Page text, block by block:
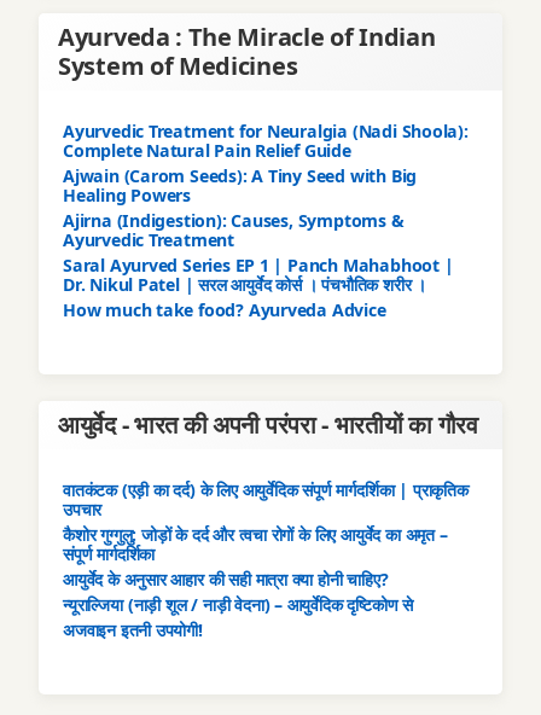
Ayurveda : The Miracle of Indian
System of Medicines
Ayurvedic Treatment for Neuralgia (Nadi Shoola):
Complete Natural Pain Relief Guide
Ajwain (Carom Seeds): A Tiny Seed with Big
Healing Powers
Ajirna (Indigestion): Causes, Symptoms &
Ayurvedic Treatment
Saral Ayurved Series EP 1 | Panch Mahabhoot |
Dr. Nikul Patel | सरल आयुर्वेद कोर्स । पंचभौतिक शरीर ।
How much take food? Ayurveda Advice
आयुर्वेद - भारत की अपनी परंपरा - भारतीयों का गौरव
वातकंटक (एड़ी का दर्द) के लिए आयुर्वेदिक संपूर्ण मार्गदर्शिका | प्राकृतिक
उपचार
कैशोर गुग्गुलु: जोड़ों के दर्द और त्वचा रोगों के लिए आयुर्वेद का अमृत –
संपूर्ण मार्गदर्शिका
आयुर्वेद के अनुसार आहार की सही मात्रा क्या होनी चाहिए?
न्यूराल्जिया (नाड़ी शूल / नाड़ी वेदना) – आयुर्वेदिक दृष्टिकोण से
अजवाइन इतनी उपयोगी!